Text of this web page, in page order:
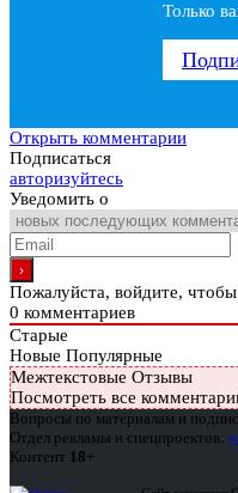
Только
Открыть комментарии
Подписаться
авторизуйтесь
Уведомить о
Пожалуйста, войдите,
0 комментариев
Старые
Новые Популярные
Межтекстовые Отзывы
Посмотреть все
Вопросы по материалам и
Отдел рекламы и спецпроектов:
Контент 18+